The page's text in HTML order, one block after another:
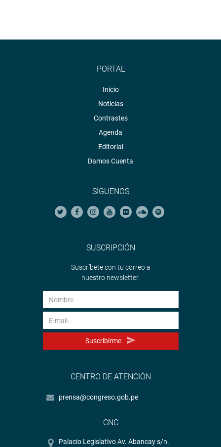
PORTAL
Inicio
Noticias
Contrastes
Agenda
Editorial
Damos Cuenta
SÍGUENOS
SUSCRIPCIÓN
Suscríbete con tu correo a
nuestro newsletter.
Suscribirme
CENTRO DE ATENCIÓN
prensa@congreso.gob.pe
CNC
Palacio Legislativo Av. Abancay s/n.